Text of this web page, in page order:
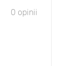
0 opinii